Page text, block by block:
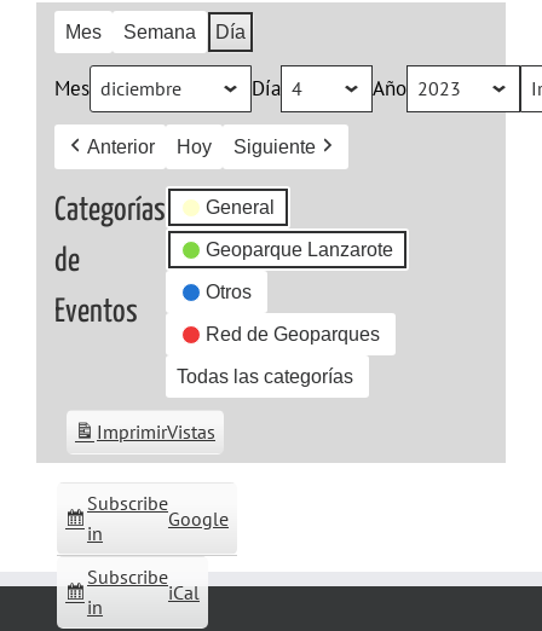
Mes Semana Día
Mes Día Año
Anterior Hoy Siguiente
Categorías
de
Eventos
General
Geoparque Lanzarote
Otros
Red de Geoparques
Todas las categorías
Subscribe
in
Google
Subscribe
in
iCal
ImprimirVistas